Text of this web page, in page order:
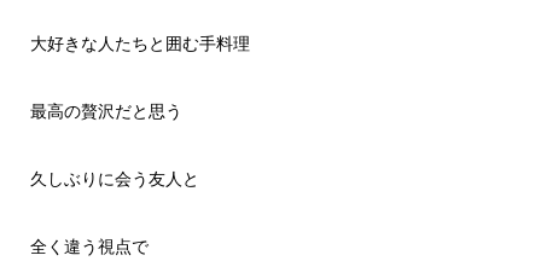
大好きな人たちと囲む手料理
最高の贅沢だと思う
久しぶりに会う友人と
全く違う視点で